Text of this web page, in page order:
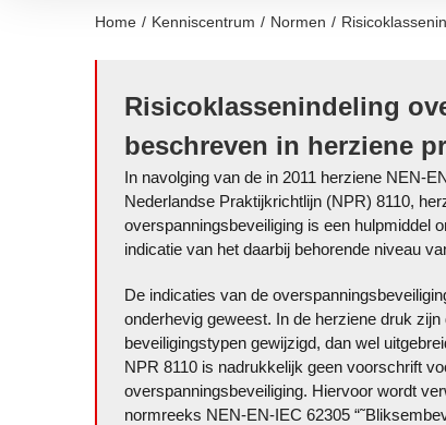
Home / Kenniscentrum / Normen /
Risicoklassenindeling
beschreven in herziene
In navolging van de in 2011 herziene NEN-
Nederlandse Praktijkrichtlijn (NPR) 8110,
overspanningsbeveiliging is een hulpmiddel
indicatie van het daarbij behorende niveau
De indicaties van de
onderhevig geweest. In de herziene druk
beveiligingstypen gewijzigd, dan wel
NPR 8110 is nadrukkelijk geen voorschrift
overspanningsbeveiliging. Hiervoor wordt
normreeks NEN-EN-IEC 62305